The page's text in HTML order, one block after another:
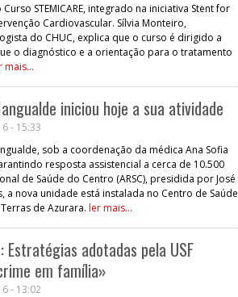
STEMICARE, integrado na iniciativa Stent for
Cardiovascular. Sílvia Monteiro,
do CHUC, explica que o curso é dirigido a
o diagnóstico e a orientação para o tratamento
mais...
iniciou hoje a sua atividade
- 15:33
sob a coordenação da médica Ana Sofia
resposta assistencial a cerca de 10.500
de Saúde do Centro (ARSC), presidida por José
a nova unidade está instalada no Centro de Saúde
de Azurara. ler mais...
Estratégias adotadas pela USF
em família»
- 13:02